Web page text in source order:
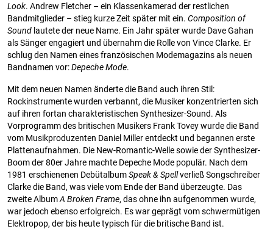
Look. Andrew Fletcher – ein Klassenkamerad der restlichen
Bandmitglieder – stieg kurze Zeit später mit ein. Composition of
Sound lautete der neue Name. Ein Jahr später wurde Dave Gahan
als Sänger engagiert und übernahm die Rolle von Vince Clarke. Er
schlug den Namen eines französischen Modemagazins als neuen
Bandnamen vor:Depeche Mode.
Mit dem neuen Namen änderte die Band auch ihren Stil:
Rockinstrumente wurden verbannt, die Musiker konzentrierten sich
auf ihren fortan charakteristischen Synthesizer-Sound. Als
Vorprogramm des britischen Musikers Frank Tovey wurde die Band
vom Musikproduzenten Daniel Miller entdeckt und begannen erste
Plattenaufnahmen. Die New-Romantic-Welle sowie der Synthesizer-
Boom der 80er Jahre machte Depeche Mode populär. Nach dem
1981 erschienenen DebütalbumSpeak & Spellverließ Songschreiber
Clarke die Band, was viele vom Ende der Band überzeugte. Das
zweite AlbumA Broken Frame, das ohne ihn aufgenommen wurde,
war jedoch ebenso erfolgreich. Es war geprägt vom schwermütigen
Elektropop, der bis heute typisch für die britische Band ist.